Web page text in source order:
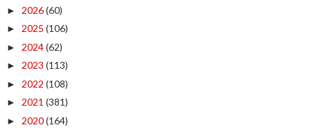
► 2026(60)
► 2025 (106)
► 2024(62)
► 2023 (113)
► 2022 (108)
► 2021 (381)
► 2020(164)